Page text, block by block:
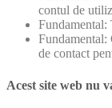
contul de
Fundamental:
Fundamental:
de contact
Acest site web nu